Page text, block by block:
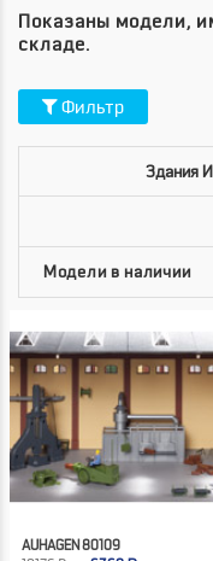
Показаны модели,
складе.
Фильтр
Здания
AUHAGEN 80109